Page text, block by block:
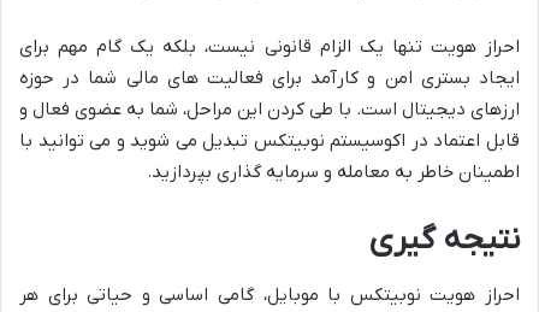
احراز هویت تنها یک الزام قانونی نیست، بلکه یک گام مهم برای
ایجاد بستری امن و کارآمد برای فعالیت های مالی شما در حوزه
ارزهای دیجیتال است. با طی کردن این مراحل، شما به عضوی فعال و
قابل اعتماد در اکوسیستم نوبیتکس تبدیل می شوید و می توانید با
اطمینان خاطر به معامله و سرمایه گذاری بپردازید.
نتیجه گیری
احراز هویت نوبیتکس با موبایل، گامی اساسی و حیاتی برای هر